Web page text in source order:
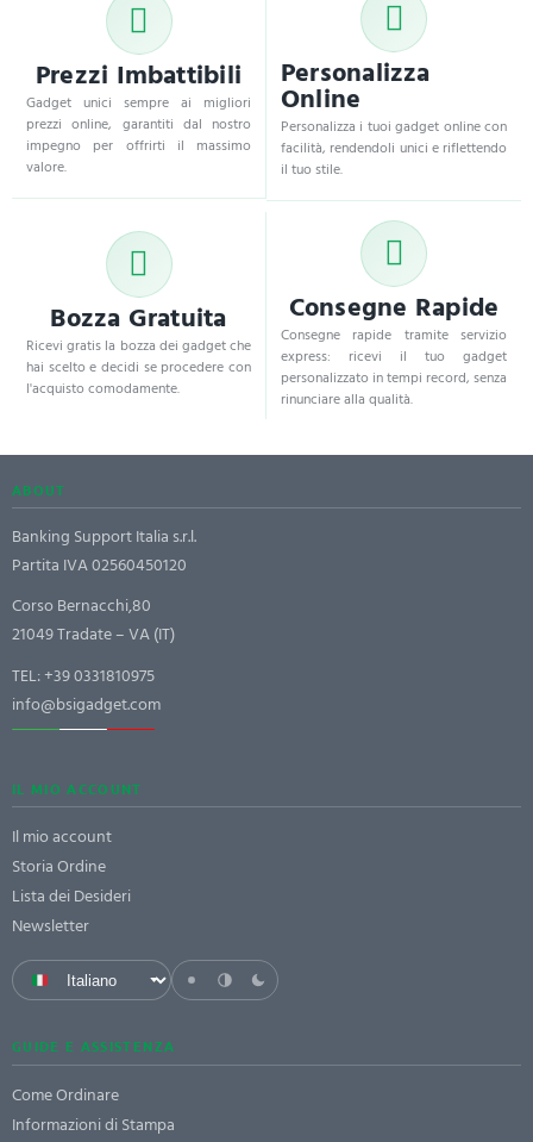
Prezzi Imbattibili
Gadget unici sempre ai migliori
prezzi online, garantiti dal nostro
impegno per offrirti il massimo
valore.
Personalizza
Online
Personalizza i tuoi gadget online con
facilità, rendendoli unici e riflettendo
il tuo stile.
Bozza Gratuita
Ricevi gratis la bozza dei gadget che
hai scelto e decidi se procedere con
l'acquisto comodamente.
Consegne Rapide
Consegne rapide tramite servizio
express: ricevi il tuo gadget
personalizzato in tempi record, senza
rinunciare alla qualità.
ABOUT
Banking Support Italia s.r.l.
Partita IVA 02560450120
Corso Bernacchi,80
21049 Tradate – VA (IT)
TEL:+39 0331810975
info@bsigadget.com
IL MIO ACCOUNT
Il mio account
Storia Ordine
Lista dei Desideri
Newsletter
GUIDE E ASSISTENZA
Come Ordinare
Informazioni di Stampa